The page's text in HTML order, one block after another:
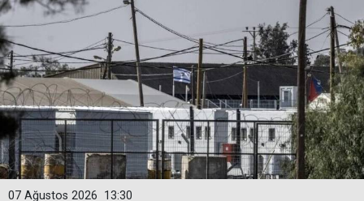
13:30
07 Ağustos 2026